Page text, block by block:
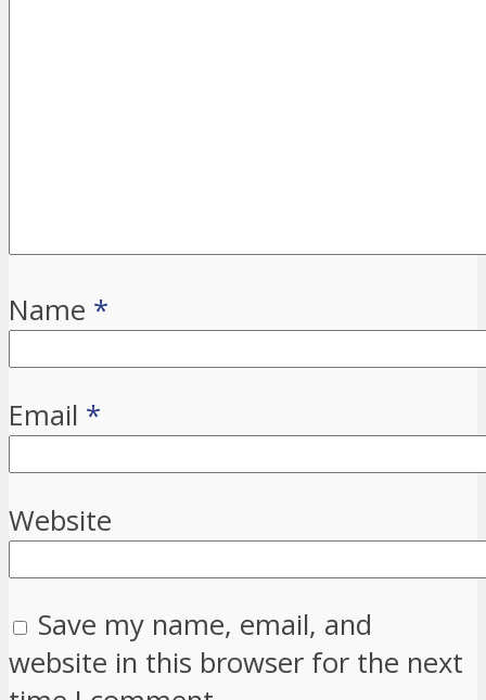
Name *
Email *
Website
Save my name, email, and
website in this browser for the next